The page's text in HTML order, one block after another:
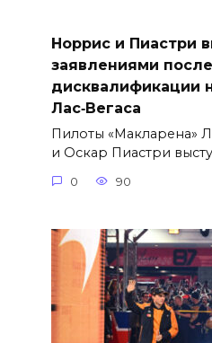
Норрис и Пиастри
заявлениями после
дисквалификации
Лас‑Вегаса
Пилоты «Макларена»
и Оскар Пиастри
0 90